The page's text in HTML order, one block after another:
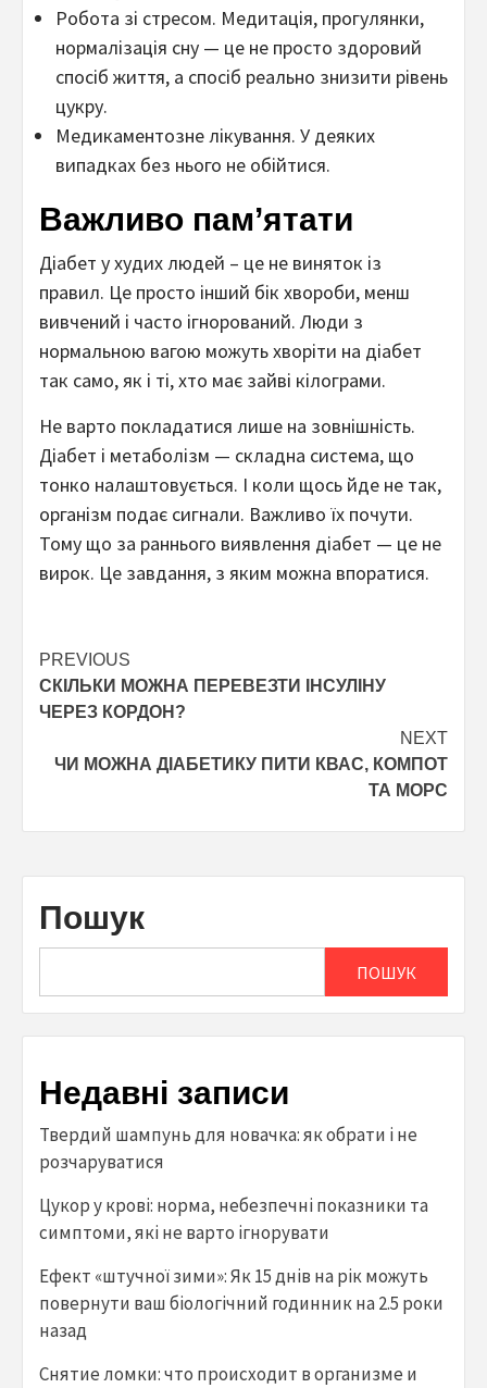
Робота зі стресом. Медитація, прогулянки,
нормалізація сну — це не просто здоровий
спосіб життя, а спосіб реально знизити рівень
цукру.
Медикаментозне лікування. У деяких
випадках без нього не обійтися.
Важливо пам’ятати
Діабет у худих людей – це не виняток із
правил. Це просто інший бік хвороби, менш
вивчений і часто ігнорований. Люди з
нормальною вагою можуть хворіти на діабет
так само, як і ті, хто має зайві кілограми.
Не варто покладатися лише на зовнішність.
Діабет і метаболізм — складна система, що
тонко налаштовується. І коли щось йде не так,
організм подає сигнали. Важливо їх почути.
Тому що за раннього виявлення діабет — це не
вирок. Це завдання, з яким можна впоратися.
Post
navigation
PREVIOUS
СКІЛЬКИ МОЖНА ПЕРЕВЕЗТИ ІНСУЛІНУ
ЧЕРЕЗ КОРДОН?
NEXT
ЧИ МОЖНА ДІАБЕТИКУ ПИТИ КВАС, КОМПОТ
ТА МОРС
Пошук
ПОШУК
Недавні записи
Твердий шампунь для новачка: як обрати і не
розчаруватися
Цукор у крові: норма, небезпечні показники та
симптоми, які не варто ігнорувати
Ефект «штучної зими»: Як 15 днів на рік можуть
повернути ваш біологічний годинник на 2.5 роки
назад
Снятие ломки: что происходит в организме и